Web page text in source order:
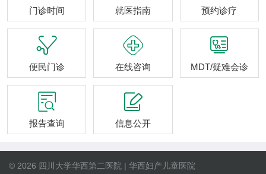
门诊时间 就医指南 预约诊疗

便民门诊

在线咨询

MDT/疑难会诊

报告查询

信息公开
© 2026 四川大学华西第二医院 | 华西妇产儿童医院